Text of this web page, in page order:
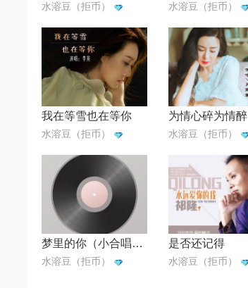
水溶豆（拒币） 水溶豆（拒币）
我在等雪也在等你
水溶豆（拒币）
为情心碎为情醉
水溶豆（拒币）
梦里的你（小合唱）【柳欣制作】
水溶豆（拒币）
是否还记得
水溶豆（拒币）